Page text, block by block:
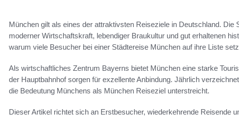
München gilt als eines der attraktivsten Reiseziele in Deutschland. Die
moderner Wirtschaftskraft, lebendiger Braukultur und gut erhaltenen
warum viele Besucher bei einer Städtereise München auf ihre Liste
Als wirtschaftliches Zentrum Bayerns bietet München eine starke
der Hauptbahnhof sorgen für exzellente Anbindung. Jährlich
die Bedeutung Münchens als München Reiseziel unterstreicht.
Dieser Artikel richtet sich an Erstbesucher, wiederkehrende Reisende